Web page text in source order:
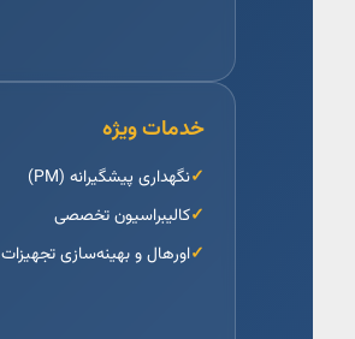
خدمات ویژه
نگهداری پیشگیرانه (PM)
کالیبراسیون تخصصی
اورهال و بهینه‌سازی تجهیزات